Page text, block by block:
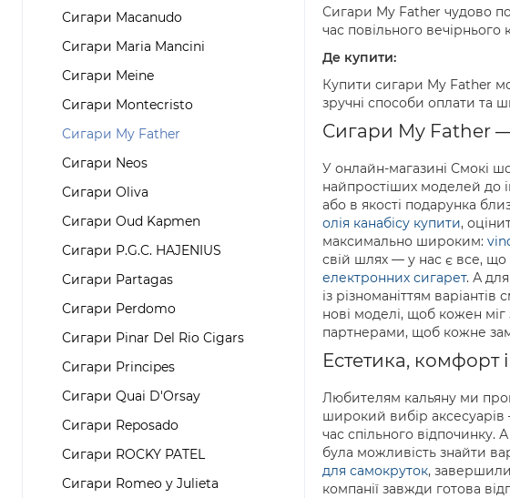
Сигари Macanudo
Сигари Maria Mancini
Сигари Meine
Сигари Montecristo
Сигари My Father
Сигари Neos
Сигари Oliva
Сигари Oud Kapmen
Сигари P.G.C. HAJENIUS
Сигари Partagas
Сигари Perdomo
Сигари Pinar Del Rio Cigars
Сигари Principes
Сигари Quai D'Orsay
Сигари Reposado
Сигари ROCKY PATEL
Сигари Romeo y Julieta
Сигари My Father чудово
час повільного вечірнього
Де купити:
Купити сигари My Father
зручні способи оплати та
Сигари My Father
У онлайн-магазині Смокі
найпростіших моделей до
або в якості подарунка
олія канабісу купити,
максимально широким:
свій шлях — у нас є все, що
електронних сигарет. А
із різноманіттям
нові моделі, щоб кожен
партнерами, щоб кожне
Естетика, комфорт
Любителям кальяну ми
широкий вибір аксесуарів
час спільного
була можливість знайти
для самокруток,
компанії завжди готова